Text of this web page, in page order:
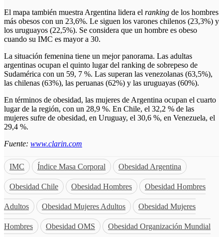
El mapa también muestra Argentina lidera el ranking de los hombres
más obesos con un 23,6%. Le siguen los varones chilenos (23,3%) y
los uruguayos (22,5%). Se considera que un hombre es obeso
cuando su IMC es mayor a 30.
La situación femenina tiene un mejor panorama. Las adultas
argentinas ocupan el quinto lugar del ranking de sobrepeso de
Sudamérica con un 59, 7 %. Las superan las venezolanas (63,5%),
las chilenas (63%), las peruanas (62%) y las uruguayas (60%).
En términos de obesidad, las mujeres de Argentina ocupan el cuarto
lugar de la región, con un 28,9 %. En Chile, el 32,2 % de las
mujeres sufre de obesidad, en Uruguay, el 30,6 %, en Venezuela, el
29,4 %.
Fuente: www.clarin.com
IMC Índice Masa Corporal Obesidad Argentina
Obesidad Chile Obesidad Hombres Obesidad Hombres
Adultos Obesidad Mujeres Adultos Obesidad Mujeres
Hombres Obesidad OMS Obesidad Organización Mundial